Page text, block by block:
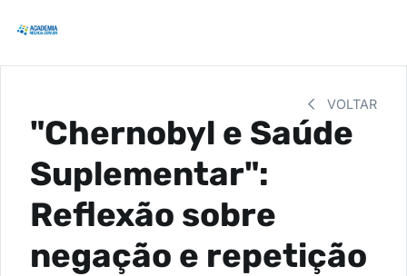
VOLTAR
"Chernobyl e Saúde
Suplementar":
Reflexão sobre
negação e repetição